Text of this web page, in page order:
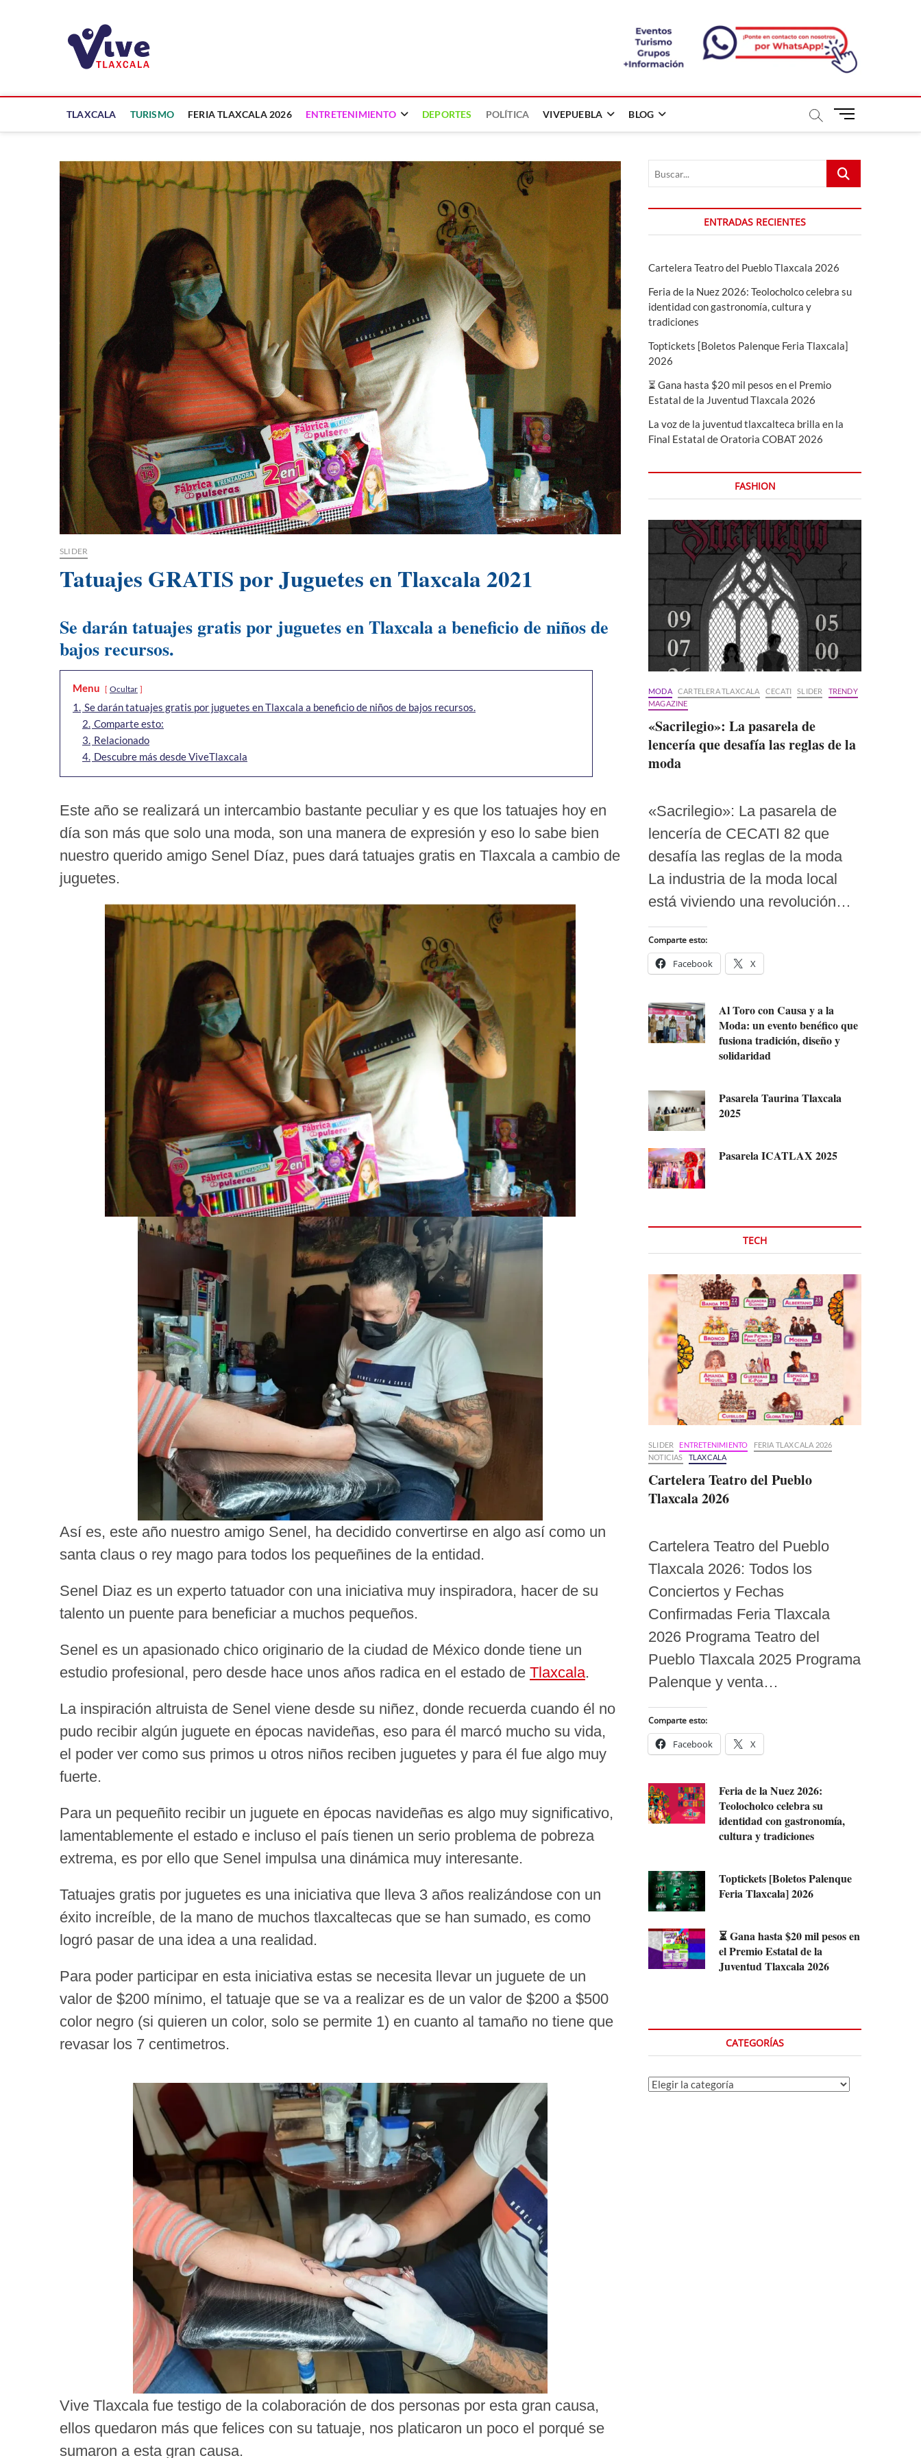
TLAXCALA TURISMO FERIA TLAXCALA 2026 ENTRETENIMIENTO DEPORTES POLÍTICA VIVEPUEBLA BLOG
B
ó
n
d
e
SLIDER
Tatuajes GRATIS por Juguetes en Tlaxcala 2021
Se darán tatuajes gratis por juguetes en Tlaxcala a beneficio de niños de
bajos recursos.
Menu Ocultar
1.
Se darán tatuajes gratis por juguetes en Tlaxcala a beneficio de niños de bajos recursos.
2. Comparte esto:
3. Relacionado
4. Descubre más desde ViveTlaxcala
Este año se realizará un intercambio bastante peculiar y es que los tatuajes hoy en
día son más que solo una moda, son una manera de expresión y eso lo sabe bien
nuestro querido amigo Senel Díaz, pues dará tatuajes gratis en Tlaxcala a cambio de
juguetes.
Así es, este año nuestro amigo Senel, ha decidido convertirse en algo así como un
santa claus o rey mago para todos los pequeñines de la entidad.
Senel Diaz es un experto tatuador con una iniciativa muy inspiradora, hacer de su
talento un puente para beneficiar a muchos pequeños.
Senel es un apasionado chico originario de la ciudad de México donde tiene un
estudio profesional, pero desde hace unos años radica en el estado de Tlaxcala.
La inspiración altruista de Senel viene desde su niñez, donde recuerda cuando él no
pudo recibir algún juguete en épocas navideñas, eso para él marcó mucho su vida,
el poder ver como sus primos u otros niños reciben juguetes y para él fue algo muy
fuerte.
Para un pequeñito recibir un juguete en épocas navideñas es algo muy significativo,
lamentablemente el estado e incluso el país tienen un serio problema de pobreza
extrema, es por ello que Senel impulsa una dinámica muy interesante.
Tatuajes gratis por juguetes es una iniciativa que lleva 3 años realizándose con un
éxito increíble, de la mano de muchos tlaxcaltecas que se han sumado, es como
logró pasar de una idea a una realidad.
Para poder participar en esta iniciativa estas se necesita llevar un juguete de un
valor de $200 mínimo, el tatuaje que se va a realizar es de un valor de $200 a $500
color negro (si quieren un color, solo se permite 1) en cuanto al tamaño no tiene que
revasar los 7 centimetros.
Vive Tlaxcala fue testigo de la colaboración de dos personas por esta gran causa,
ellos quedaron más que felices con su tatuaje, nos platicaron un poco el porqué se
sumaron a esta gran causa.
Buscar...
ENTRADAS RECIENTES
Cartelera Teatro del Pueblo Tlaxcala 2026
Feria de la Nuez 2026: Teolocholco celebra su
identidad con gastronomía, cultura y
tradiciones
Toptickets [Boletos Palenque Feria Tlaxcala]
2026
⏳ Gana hasta $20 mil pesos en el Premio
Estatal de la Juventud Tlaxcala 2026
La voz de la juventud tlaxcalteca brilla en la
Final Estatal de Oratoria COBAT 2026
FASHION
MODA CARTELERA TLAXCALA CECATI SLIDER
TRENDY
MAGAZINE
«Sacrilegio»: La pasarela de
lencería que desafía las reglas de la
moda
«Sacrilegio»: La pasarela de
lencería de CECATI 82 que
desafía las reglas de la moda
La industria de la moda local
está viviendo una revolución…
Comparte esto:
Facebook X
Al Toro con Causa y a la
Moda: un evento benéfico que
fusiona tradición, diseño y
solidaridad
Pasarela Taurina Tlaxcala
2025
Pasarela ICATLAX 2025
TECH
SLIDER ENTRETENIMIENTO
FERIA TLAXCALA 2026
NOTICIAS
TLAXCALA
Cartelera Teatro del Pueblo
Tlaxcala 2026
Cartelera Teatro del Pueblo
Tlaxcala 2026: Todos los
Conciertos y Fechas
Confirmadas Feria Tlaxcala
2026 Programa Teatro del
Pueblo Tlaxcala 2025 Programa
Palenque y venta…
Comparte esto:
Facebook X
Feria de la Nuez 2026:
Teolocholco celebra su
identidad con gastronomía,
cultura y tradiciones
Toptickets [Boletos Palenque
Feria Tlaxcala] 2026
⏳ Gana hasta $20 mil pesos en
el Premio Estatal de la
Juventud Tlaxcala 2026
CATEGORÍAS
Categorías